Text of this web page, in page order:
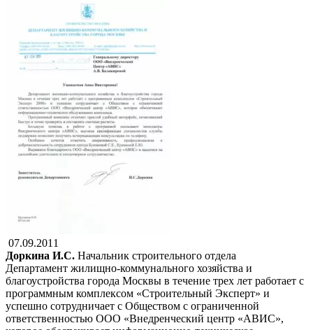
07.09.2011
Доркина И.С. Начальник строительного отдела
Департамент жилищно-коммунального хозяйства и
благоустройства города Москвы в течение трех лет работает с
программным комплексом «Строительный Эксперт» и
успешно сотрудничает с Обществом с ограниченной
ответственностью ООО «Внедренческий центр «АВИС»,